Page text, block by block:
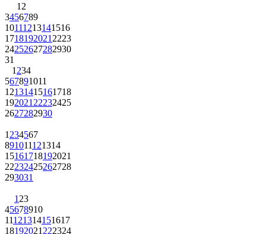
1 2
3456789
10111213141516
1718192021 2223
24252627282930
31
1 234
567891011
12131415161718
192021 22232425
2627282930
1 234567
891011121314
15161718192021
22232425262728
293031
1 23
45678910
11121314151617
18192021 222324